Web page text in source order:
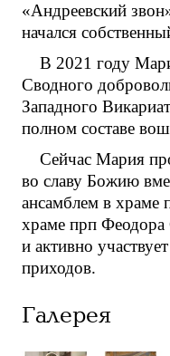
«Андреевский
начался
В 2021 году
Сводного
Западного
полном составе
Сейчас Мария
во славу Божию
ансамблем в храме
храме прп Феодора
и активно
приходов.
Галерея